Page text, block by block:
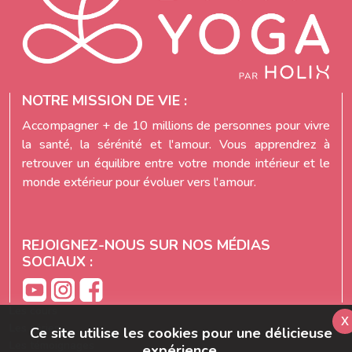
réalises pour nous toutes.
un respectueux Namasté.
Françoise
NOTRE MISSION DE VIE :
Accompagner + de 10 millions de personnes pour vivre
la santé, la sérénité et l'amour. Vous apprendrez à
retrouver un équilibre entre votre monde intérieur et le
monde extérieur pour évoluer vers l'amour.
REJOIGNEZ-NOUS SUR NOS MÉDIAS
SOCIAUX :
Les séries
Ce site utilise les cookies pour une délicieuse
x